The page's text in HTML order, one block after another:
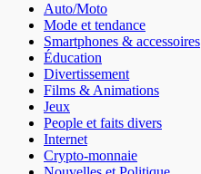
Auto/Moto
Mode et tendance
Smartphones & accessoires
Éducation
Divertissement
Films & Animations
Jeux
People et faits divers
Internet
Crypto-monnaie